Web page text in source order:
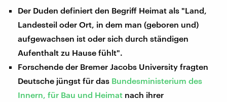
Der Duden definiert den Begriff Heimat als "Land,
Landesteil oder Ort, in dem man (geboren und)
aufgewachsen ist oder sich durch ständigen
Aufenthalt zu Hause fühlt".
Forschende der Bremer Jacobs University fragten
Deutsche jüngst für das Bundesministerium des
Innern, für Bau und Heimat nach ihrer